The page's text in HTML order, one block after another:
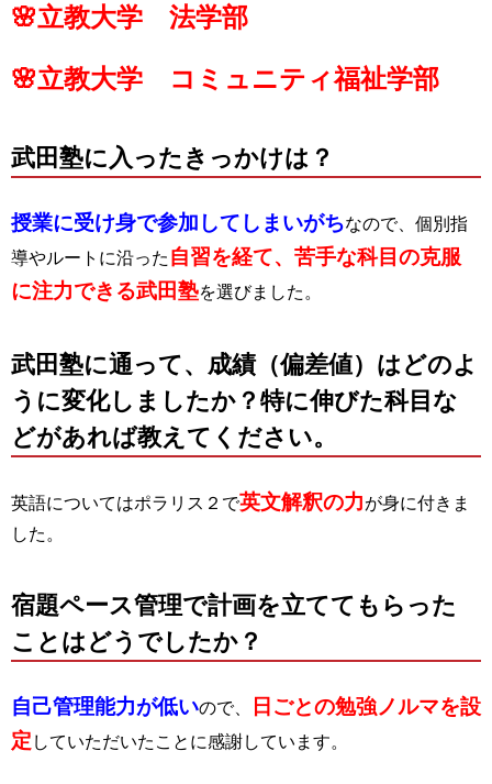
🌸立教大学 法学部
🌸立教大学 コミュニティ福祉学部
武田塾に入ったきっかけは？
授業に受け身で参加してしまいがちなので、個別指
導やルートに沿った 自習を経て、苦手な科目の克服
に注力できる武田塾を選びました。
武田塾に通って、成績（偏差値）はどのよ
うに変化しましたか？特に伸びた科目な
どがあれば教えてください。
英語についてはポラリス２で英文解釈の力が身に付きま
した。
宿題ペース管理で計画を立ててもらった
ことはどうでしたか？
自己管理能力が低いので、
日ごとの勉強ノルマを設
定 していただいたことに感謝しています。